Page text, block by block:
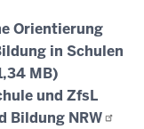
Orientierung
in Schulen
MB)
und ZfsL
Bildung NRW